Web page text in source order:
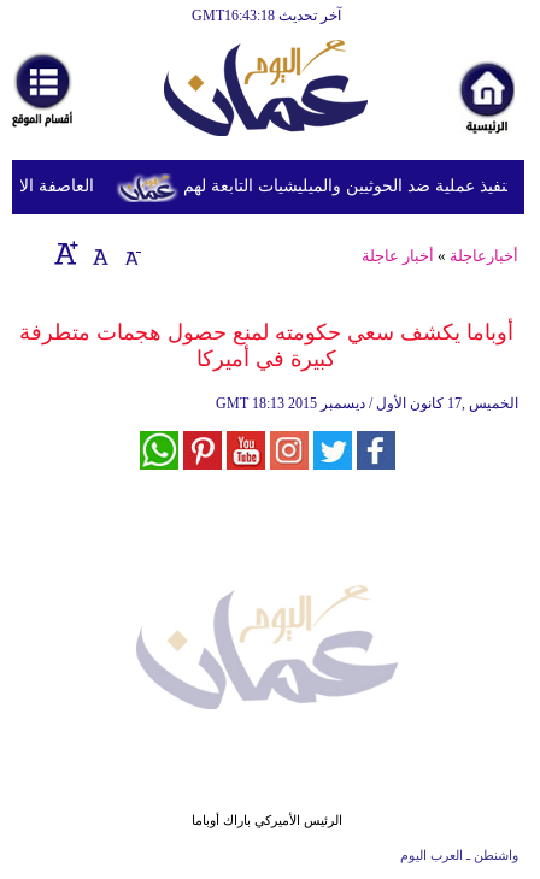
آخر تحديث GMT16:43:18
أخبارعاجلة
رياضة
ثقافة
إقتصاد
وموسيقى
العاصفة عملية ضد الحوثيين والميليشيات التابعة لهم
أخبارعاجلة » أخبار عاجلة
أوباما يكشف سعي حكومته لمنع حصول هجمات متطرفة
كبيرة في أميركا
GMT 18:13 2015 الخميس ,17 كانون الأول / ديسمبر
الرئيس الأميركي باراك أوباما
واشنطن ـ العرب اليوم